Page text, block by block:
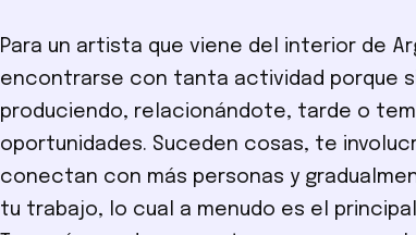
Para un artista que viene del interior de
encontrarse con tanta actividad porque
produciendo, relacionándote, tarde o
oportunidades. Suceden cosas, te
conectan con más personas y
tu trabajo, lo cual a menudo es el